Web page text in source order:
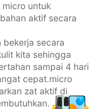
untuk
aktif secara
bekerja secara
kita sehingga
sampai 4 hari
cepat.micro
zat aktif di
Jadi zat